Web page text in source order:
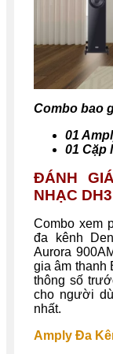
Combo bao
01
01 Cặp
ĐÁNH
NHẠC DH3
Combo xem
đa kênh
Aurora
gia âm thanh
thông số
cho người
nhất.
Amply Đa